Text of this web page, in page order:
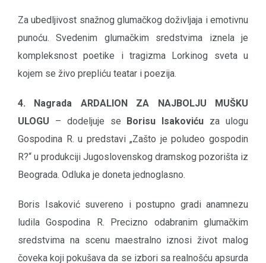
Za ubedljivost snažnog glumačkog doživljaja i emotivnu
punoću. Svedenim glumačkim sredstvima iznela je
kompleksnost poetike i tragizma Lorkinog sveta u
kojem se živo prepliću teatar i poezija.
4. Nagrada ARDALION ZA NAJBOLJU MUŠKU
ULOGU – dodeljuje se Borisu Isakoviću za ulogu
Gospodina R. u predstavi „Zašto je poludeo gospodin
R?“ u produkciji Jugoslovenskog dramskog pozorišta iz
Beograda. Odluka je doneta jednoglasno.
Boris Isaković suvereno i postupno gradi anamnezu
ludila Gospodina R. Precizno odabranim glumačkim
sredstvima na scenu maestralno iznosi život malog
čoveka koji pokušava da se izbori sa realnošću apsurda